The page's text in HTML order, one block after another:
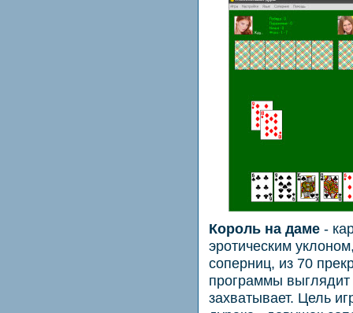
Король на даме -
эротическим
соперниц, из 70
программы
захватывает. Цель